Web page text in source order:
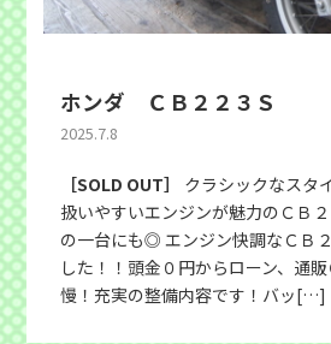
ホンダ ＣＢ２２３Ｓ
2025.7.8
［SOLD OUT］
クラシックなスタ
扱いやすいエンジンが魅力のＣＢ
の一台にも◎ エンジン快調なＣＢ
した！！頭金０円からローン、通
慢！充実の整備内容です！バッ[…]